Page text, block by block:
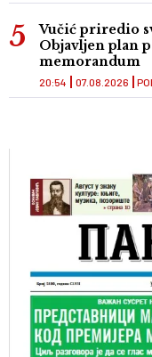
Vučić priredio
Objavljen plan
memorandum
20:54 07.08.2026